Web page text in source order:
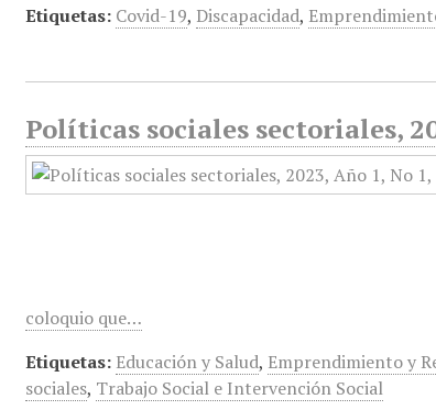
Etiquetas: Covid-19, Discapacidad,
Políticas sociales sectoriales,
coloquio que…
Etiquetas: Educación y Salud, Emprendimiento y
sociales, Trabajo Social e Intervención Social